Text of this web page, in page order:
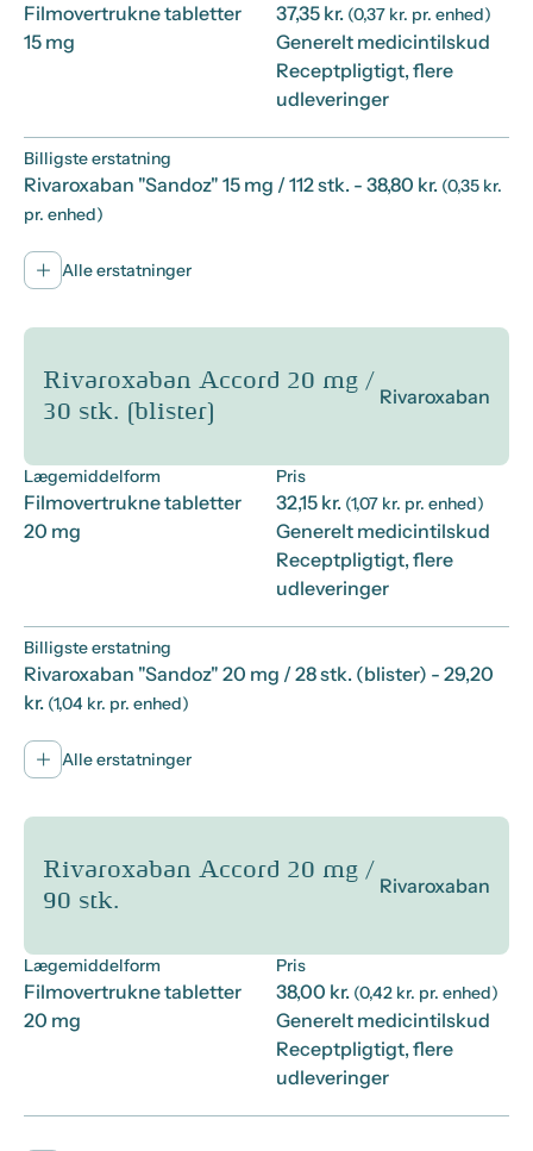
Filmovertrukne tabletter
15 mg
37,35 kr. (0,37 kr. pr. enhed)
Generelt medicintilskud
Receptpligtigt, flere
udleveringer
Billigste erstatning
Rivaroxaban "Sandoz" 15 mg / 112 stk. - 38,80 kr. (0,35 kr.
pr. enhed)
Alle erstatninger
Rivaroxaban Accord 20 mg /
30 stk. (blister)
Rivaroxaban
Lægemiddelform
Filmovertrukne tabletter
20 mg
Pris
32,15 kr. (1,07 kr. pr. enhed)
Generelt medicintilskud
Receptpligtigt, flere
udleveringer
Billigste erstatning
Rivaroxaban "Sandoz" 20 mg / 28 stk. (blister) - 29,20
kr. (1,04 kr. pr. enhed)
Alle erstatninger
Rivaroxaban Accord 20 mg /
90 stk.
Rivaroxaban
Lægemiddelform
Filmovertrukne tabletter
20 mg
Pris
38,00 kr. (0,42 kr. pr. enhed)
Generelt medicintilskud
Receptpligtigt, flere
udleveringer